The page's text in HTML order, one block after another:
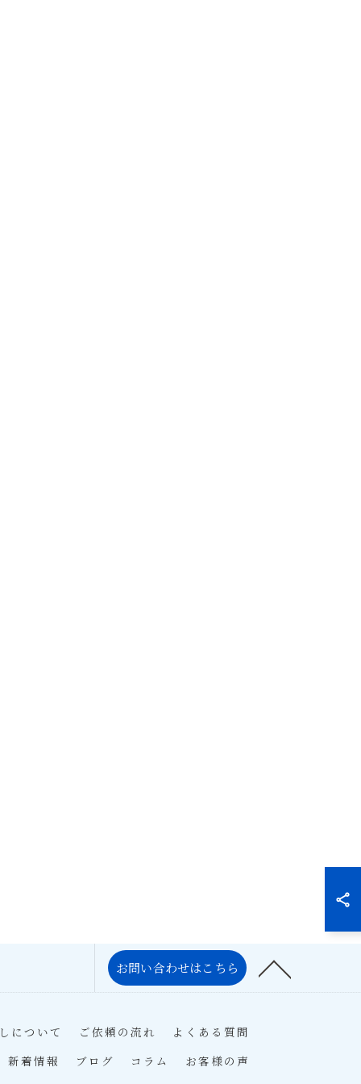
お問い合わせはこちら
について ご依頼の流れ
よくある質問
新着情報
ブログ コラム お客様の声